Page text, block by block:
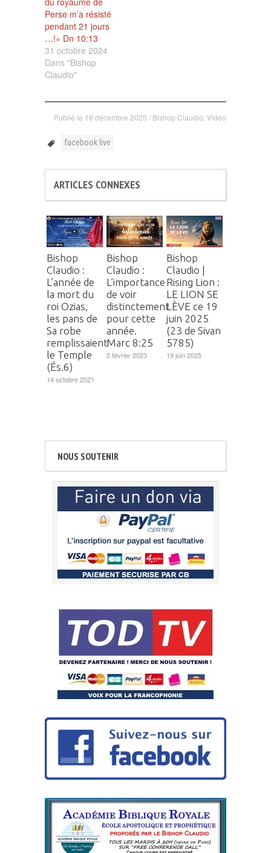
Perse m’a résisté
pendant 21 jours
…!» Dn 10:13
31 octobre 2024
Dans "Bishop
Claudio"
Publié le 18 décembre 2025 / Bishop Claudio Vidéo
facebook live
ARTICLES CONNEXES
Bishop
Claudio :
L’année de
la mort du
roi Ozias,
les pans de
Sa robe
remplissaient
le Temple
(És.6)
14 octobre 2021
Bishop
Claudio :
L’importance
de voir
distinctement
pour cette
année.
Marc 8:25
2 février 2023
Bishop
Claudio |
Rising Lion :
LE LION SE
LÈVE ce 19
juin 2025
(23 de Sivan
5785)
19 juin 2025
NOUS SOUTENIR